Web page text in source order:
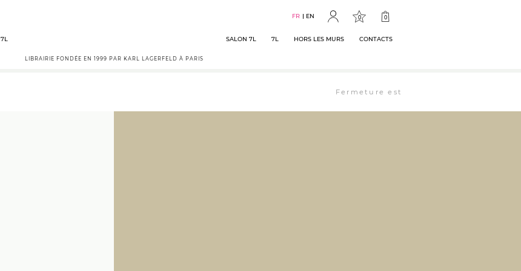
FR EN 0 0
SALON 7L 7L HORS LES MURS CONTACTS
LIBRAIRIE FONDÉE EN 1999 PAR KARL LAGERFELD À PARIS
Fermeture estivale : la librairie est ouverte